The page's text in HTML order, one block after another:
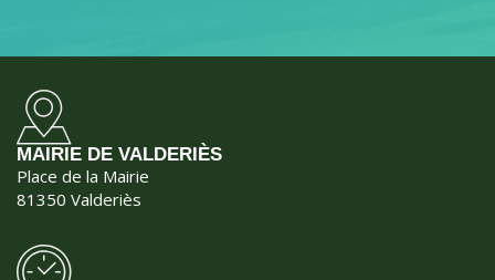
MAIRIE DE VALDERIÈS
Place de la Mairie
81350 Valderiès